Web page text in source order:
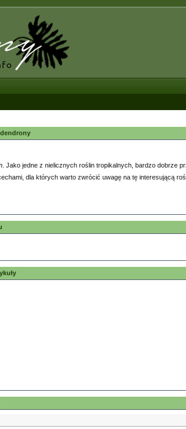
. Jako jedne z nielicznych roślin tropikalnych, bardzo dobrze
dla których warto zwrócić uwagę na tę interesującą